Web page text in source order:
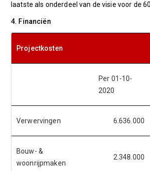
laatste als onderdeel van de visie voor de
4. Financiën
Projectkosten
Per 01-10-
2020
Verwervingen 6.636.000
Bouw- &
woonrijpmaken
2.348.000